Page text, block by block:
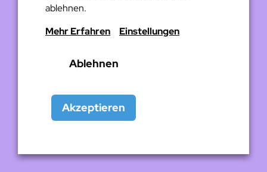
ablehnen.
Mehr Erfahren
Einstellungen
Ablehnen
Akzeptieren